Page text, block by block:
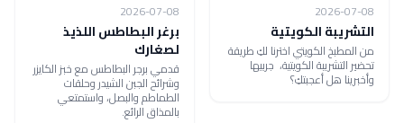
2026-07-08
التشريبة الكويتية
من المطبخ الكويتي اخترنا لكِ طريقة
تحضير التشريبة الكويتية، جربيها
وأخبرينا هل أعجبتكِ؟
2026-07-08
برغر البطاطس اللذيذ
لصغارك
قدمي برجر البطاطس مع خبز الكايزر
وشرائح الجبن الشيدر وحلقات
الطماطم والبصل، واستمتعي
بالمذاق الرائع.